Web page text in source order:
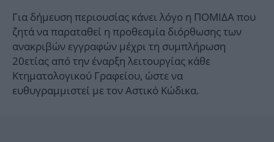
Για δήμευση περιουσίας κάνει λόγο η ΠΟΜΙΔΑ που
ζητά να παραταθεί η προθεσμία διόρθωσης των
ανακριβών εγγραφών μέχρι τη συμπλήρωση
20ετίας από την έναρξη λειτουργίας κάθε
Κτηματολογικού Γραφείου, ώστε να
ευθυγραμμιστεί με τον Αστικό Κώδικα.